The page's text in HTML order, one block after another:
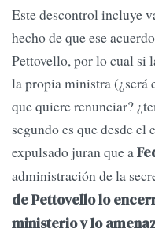
Este descontrol incluye
hecho de que ese
Pettovello, por lo cual si
la propia ministra (¿será
que quiere renunciar?
segundo es que desde
expulsado juran que a
administración de la
de Pettovello lo
ministerio y lo